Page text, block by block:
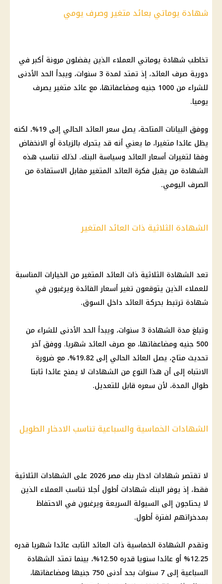
شهادة يوماتي بعائد متغير وصرف يومي
تخاطب شهادة يوماتي العملاء الذين يفضلون مرونة أكبر في
دورية صرف العائد، إذ تمتد لمدة 3 سنوات، ويبدأ الحد الأدنى
للشراء من 1000 جنيه ومضاعفاتها، مع
عائد متغيريصرف
يوميا.
ووفق البيانات المتاحة، يصل سعر العائد الحالي إلى 19%، لكنه
يظل عائدا متغيرا، ما يعني أنه قد يتحرك بالزيادة أو الانخفاض
وفقا لتغيرات أسعار العائد وسياسة البنك. لذلك تناسب هذه
الشهادة من يقبل فكرة العائد المتغير مقابل الاستفادة من
الصرف اليومي.
الشهادة الثلاثية ذات العائد المتغير
تعد الشهادة الثلاثية ذات العائد المتغير من الخيارات المناسبة
للعملاء الذين يتوقعون تغيرأسعار الفائدة ويرغبون في
شهادة ترتبط بحركة العائد داخل السوق.
وتبلغ مدة الشهادة 3 سنوات، ويبدأ الحد الأدنى للشراء من
500 جنيه ومضاعفاتها، مع صرف العائد شهريا. ووفق آخر
تحديث متاح، يصل العائد الحالي إلى 19.82%، مع ضرورة
الانتباه إلى أن هذا النوع من الشهادات لا يمنح عائدا ثابتا
طوال المدة، لأن سعره قابل للتعديل.
الشهادات الخماسية والسباعية تناسب الادخار الطويل
لا تقتصرشهادات ادخار بنك مصر
2026 على الشهادات الثلاثية
فقط، إذ يوفر البنك شهادات أطول أجلا تناسب العملاء الذين
لا يحتاجون إلى السيولة السريعة ويرغبون في الاحتفاظ
بمدخراتهم لفترة أطول.
وتقدم الشهادة الخماسية ذات العائد الثابت عائدا شهريا قدره
12.25% أو عائدا سنويا قدره 12.50%، بينما تمتد الشهادة
السباعية إلى 7 سنوات بحد أدنى 750 جنيها ومضاعفاتها،